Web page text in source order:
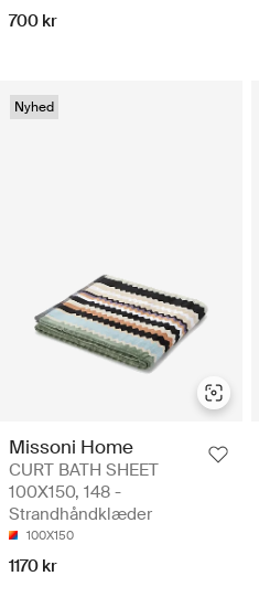
700 kr
Nyhed
Missoni Home
CURT BATH SHEET
100X150, 148 -
Strandhåndklæder
100X150
1170 kr